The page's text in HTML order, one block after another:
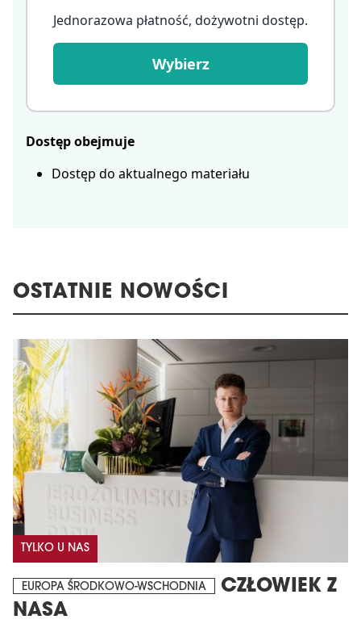
Jednorazowa płatność, dożywotni dostęp.
Wybierz
Dostęp obejmuje
Dostęp do aktualnego materiału
OSTATNIE NOWOŚCI
TYLKO U NAS
EUROPA ŚRODKOWO-WSCHODNIA
CZŁOWIEK Z
NASA